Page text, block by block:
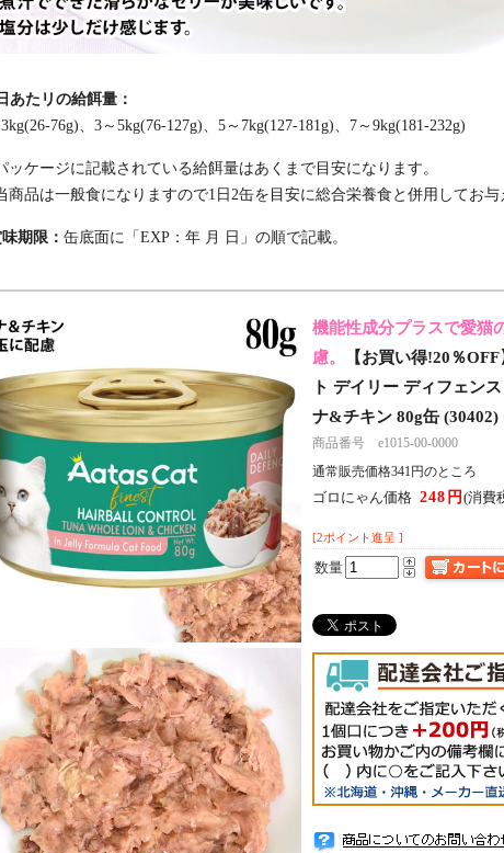
あたリの給餌量：
76g)、3～5kg(76-127g)、5～7kg(127-181g)、7～9kg(181-232g)
ッケージに記載されている給餌量はあくまで目安になります。
商品は一般食になりますので1日2缶を目安に総合栄養食と併用してお与
期限： 缶底面に「EXP：年 月 日」の順で記載。
機能性成分プラスで愛猫
慮。
【お買い得!20％
ト デイリー ディフェン
ナ&チキン 80g缶 (30402)
商品番号 e1015-00-0000
通常販売価格341円のところ
ゴロにゃん価格 248円(消費
[2ポイント進呈 ]
数量